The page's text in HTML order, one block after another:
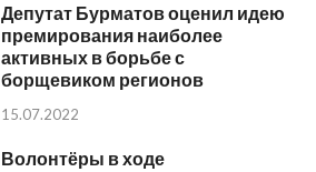
Депутат Бурматов оценил идею
премирования наиболее
активных в борьбе с
борщевиком регионов
15.07.2022
Волонтёры в ходе